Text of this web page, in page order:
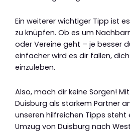
Ein weiterer wichtiger Tipp ist
zu knüpfen. Ob es um
oder Vereine geht – je besser
einfacher wird es dir fallen,
einzuleben.
Also, mach dir keine Sorgen!
Duisburg als starkem Partner
unseren hilfreichen Tipps steht
Umzug von Duisburg nach